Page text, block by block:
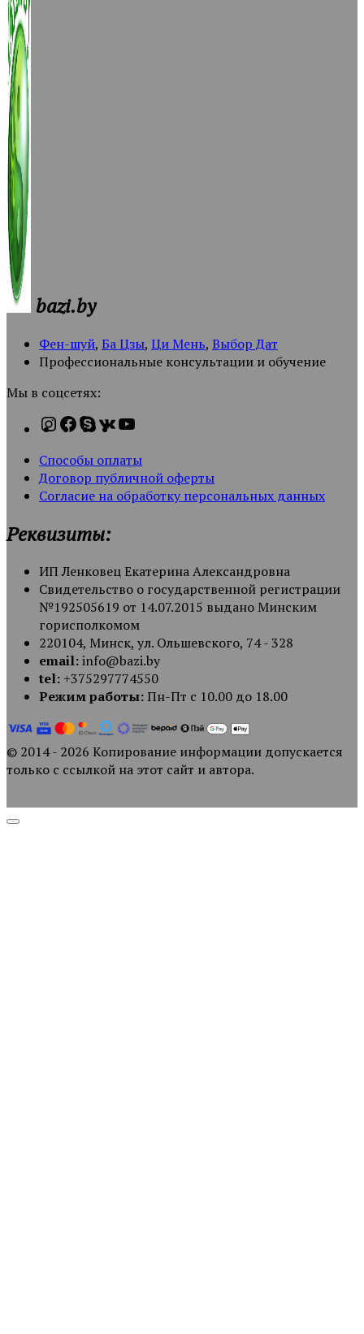
bazi.by
Фен-шуй, Ба Цзы, Ци Мень, Выбор Дат
Профессиональные консультации и обучение
Мы в соцсетях:
Способы оплаты
Договор публичной оферты
Согласие на обработку персональных данных
Реквизиты:
ИП Ленковец Екатерина Александровна
Свидетельство о государственной регистрации
№192505619 от 14.07.2015 выдано Минским
горисполкомом
220104, Минск, ул. Ольшевского, 74 - 328
email:info@bazi.by
tel: +375297774550
Режим работы:Пн-Пт с 10.00 до 18.00
© 2014 - 2026 Копирование информации допускается
только с ссылкой на этот сайт и автора.